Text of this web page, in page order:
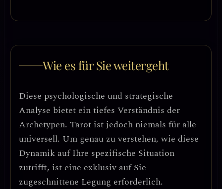
Wie es für Sie weitergeht
Diese psychologische und strategische
Analyse bietet ein tiefes Verständnis der
Archetypen. Tarot ist jedoch niemals für alle
universell. Um genau zu verstehen, wie diese
Dynamik auf Ihre spezifische Situation
zutrifft, ist eine exklusiv auf Sie
zugeschnittene Legung erforderlich.